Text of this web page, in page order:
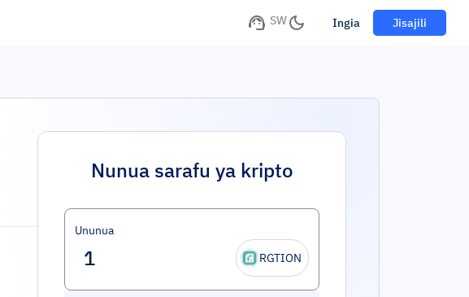
SW Ingia Jisajili
Nunua sarafu ya kripto
Ununua
RGTION